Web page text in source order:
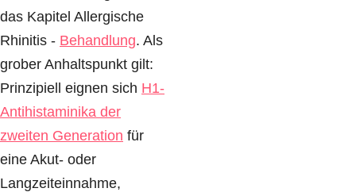
das Kapitel Allergische
Rhinitis - Behandlung. Als
grober Anhaltspunkt gilt:
Prinzipiell eignen sich H1-
Antihistaminika der
zweiten Generation für
eine Akut- oder
Langzeiteinnahme,